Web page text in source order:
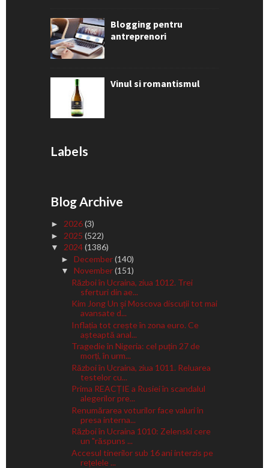
Blogging pentru
antreprenori
Vinul si romantismul
Labels
Blog Archive
► 2026(3)
► 2025 (522)
▼ 2024(1386)
► December(140)
▼ November(151)
Război în Ucraina, ziua 1012. Trei
sferturi din ae...
Kim Jong Un şi Moscova discuții tot mai
avansate d...
Inflația tot crește în zona euro. Ce
așteaptă anal...
Tragedie în Nigeria: cel puțin 27 de
morți, în urm...
Război în Ucraina, ziua 1011. Reluarea
testelor cu...
Prima REACȚIE a Rusiei în scandalul
alegerilor pre...
Renumărarea voturilor face valuri în
presa interna...
Război în Ucraina 1010: Zelenski cere
un "răspuns ...
Accesul tinerilor sub 16 ani interzis pe
rețelele ...